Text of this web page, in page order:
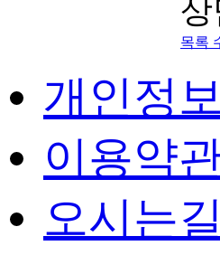
상
목록
개인정
이용약
오시는길